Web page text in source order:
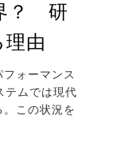
？ 研
由
ォーマンス
テムでは現代
この状況を